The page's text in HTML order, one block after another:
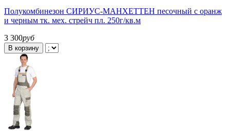
Полукомбинезон СИРИУС-МАНХЕТТЕН песочный с оранж
и черным тк. мех. стрейч пл. 250г/кв.м
3 300руб
В корзину